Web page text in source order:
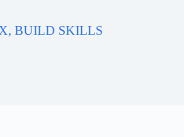
BUILD SKILLS